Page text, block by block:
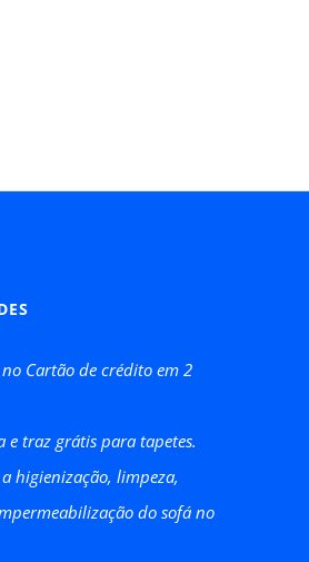
Cartão de crédito em 2
e traz grátis para tapetes.
higienização, limpeza,
do sofá no